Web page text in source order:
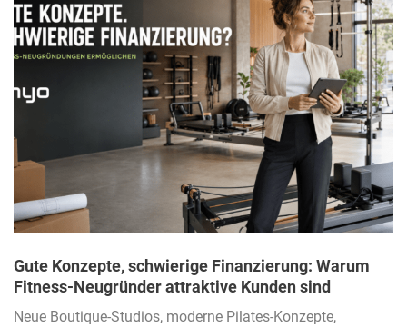
Gute Konzepte, schwierige Finanzierung: Warum
Fitness-Neugründer attraktive Kunden sind
Neue Boutique-Studios, moderne Pilates-Konzepte,